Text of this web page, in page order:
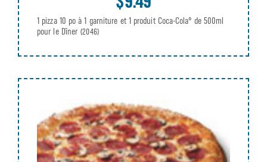
1 pizza 10 po à 1 garniture et 1 produit Coca-Cola® de 500ml
pour le Dîner (2046)